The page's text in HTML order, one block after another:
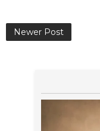
Newer Post